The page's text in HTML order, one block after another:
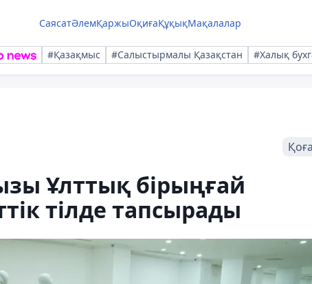
СаясатӘлемҚаржыОқиғаҚұқықМақалалар
#Қазақмыс #Салыстырмалы Қазақстан #Халық
Ұлттық бірыңғай
тілде тапсырады